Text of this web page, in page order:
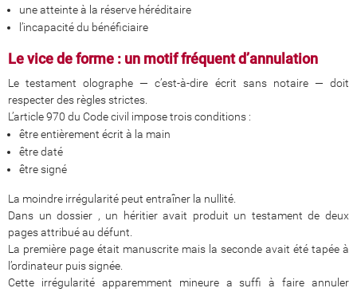
une atteinte à la réserve héréditaire
l’incapacité du bénéficiaire
Le vice de forme : un motif fréquent d’annulation
Le testament olographe — c’est-à-dire écrit sans notaire — doit
respecter des règles strictes.
L’article 970 du Code civil impose trois conditions :
être entièrement écrit à la main
être daté
être signé
La moindre irrégularité peut entraîner la nullité.
Dans un dossier , un héritier avait produit un testament de deux
pages attribué au défunt.
La première page était manuscrite mais la seconde avait été tapée à
l’ordinateur puis signée.
Cette irrégularité apparemment mineure a suffi à faire annuler